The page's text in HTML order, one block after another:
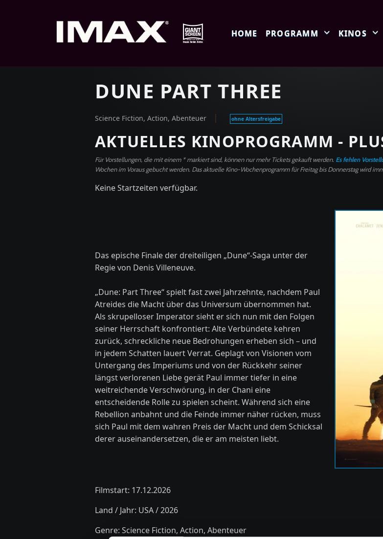
HOME PROGRAMM KINOS
DUNE PART THREE
Science Fiction, Action, Abenteuer | ohne Altersfreigabe
AKTUELLES KINOPROGRAMM -
Für Vorstellungen, die mit einem * markiert sind, können nur mehr Tickets gekauft werden. Es fehlen
Wochen im Voraus gebucht werden. Das aktuelle Kino-Wochenprogramm für Freitag bis Donnerstag wird
Keine Startzeiten verfügbar.
Das epische Finale der dreiteiligen „Dune“-Saga unter der
Regie von Denis Villeneuve.
„Dune: Part Three“ spielt fast zwei Jahrzehnte, nachdem Paul
Atreides die Macht über das Universum übernommen hat.
Als skrupelloser Imperator sieht er sich nun mit den Folgen
seiner Herrschaft konfrontiert: Alte Verbündete kehren
zurück, schreckliche neue Bedrohungen erheben sich – und
in jedem Schatten lauert Verrat. Geplagt von Visionen vom
Untergang des Imperiums und von der Rückkehr seiner
längst verlorenen Liebe gerät Paul immer tiefer in eine
weitreichende Verschwörung, in der Chani eine
entscheidende Rolle zu spielen scheint. Während sich eine
Rebellion anbahnt und die Feinde immer näher rücken, muss
sich Paul mit dem wahren Preis der Macht und dem Schicksal
derer auseinandersetzen, die er am meisten liebt.
Filmstart: 17.12.2026
Land / Jahr: USA / 2026
Genre: Science Fiction, Action, Abenteuer